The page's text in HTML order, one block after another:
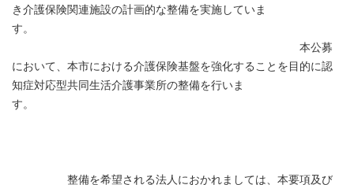
き介護保険関連施設の計画的な整備を実施していま
す。
本公募
において、本市における介護保険基盤を強化することを目的に認
知症対応型共同生活介護事業所の整備を行いま
す。
整備を希望される法人におかれましては、本要項及び